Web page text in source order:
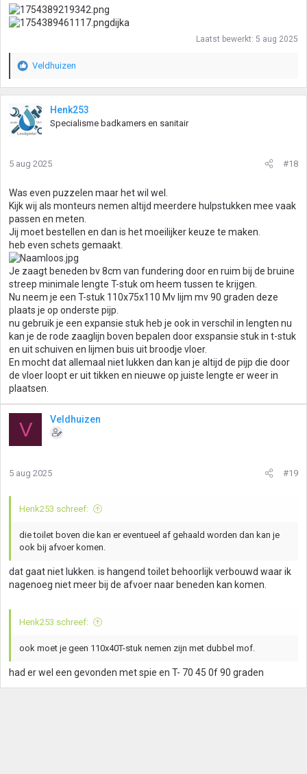
dijka
Laatst bewerkt: 5 aug 2025
W
a
r
d
e
n
e
n
:
Veldhuizen
Henk253
Specialisme badkamers en sanitair
5 aug 2025 #18
Was even puzzelen maar het wil wel.
Kijk wij als monteurs nemen altijd meerdere hulpstukken mee vaak
passen en meten.
Jij moet bestellen en dan is het moeilijker keuze te maken.
heb even schets gemaakt.
Je zaagt beneden bv 8cm van fundering door en ruim bij de bruine
streep minimale lengte T-stuk om heem tussen te krijgen.
Nu neem je een T-stuk 110x75x110 Mv lijm mv 90 graden deze
plaats je op onderste pijp.
nu gebruik je een expansie stuk heb je ook in verschil in lengten nu
kan je de rode zaaglijn boven bepalen door exspansie stuk in t-stuk
en uit schuiven en lijmen buis uit broodje vloer.
En mocht dat allemaal niet lukken dan kan je altijd de pijp die door
de vloer loopt er uit tikken en nieuwe op juiste lengte er weer in
plaatsen.
V Veldhuizen
5 aug 2025 #19
Henk253 schreef:
die toilet boven die kan er eventueel af gehaald worden dan kan je
ook bij afvoer komen.
dat gaat niet lukken. is hangend toilet behoorlijk verbouwd waar ik
nagenoeg niet meer bij de afvoer naar beneden kan komen.
Henk253 schreef:
ook moet je geen 110x40T-stuk nemen zijn met dubbel mof.
had er wel een gevonden met spie en T- 70 45 0f 90 graden